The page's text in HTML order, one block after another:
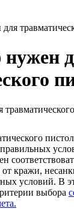
кражи,
условий. В
выбора